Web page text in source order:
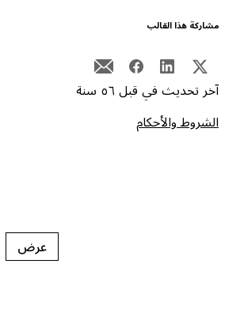
هذا القالب
تحديث في قبل ٥٦ سنة
والأحكام
عرض